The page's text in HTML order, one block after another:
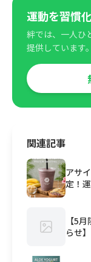
運動を習慣
絆では、一人ひ
提供しています。
関連記事
アサ
定！
【5
らせ】